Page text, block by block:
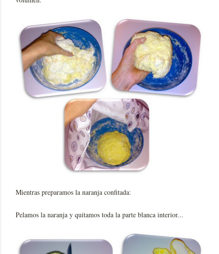
Mientras preparamos la naranja confitada:
Pelamos la naranja y quitamos toda la parte blanca interior...